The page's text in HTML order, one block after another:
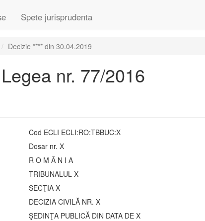
Spete jurisprudenta
Decizie **** din 30.04.2019
nr. 77/2016
Cod ECLI ECLI:RO:TBBUC:X
Dosar nr. X
R O M Â N I A
TRIBUNALUL X
SECŢIA X
DECIZIA CIVILĂ NR. X
ŞEDINŢA PUBLICĂ DIN DATA DE X